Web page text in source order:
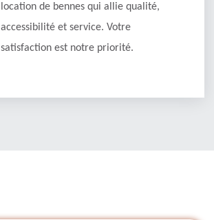
location de bennes qui allie qualité,
accessibilité et service. Votre
satisfaction est notre priorité.